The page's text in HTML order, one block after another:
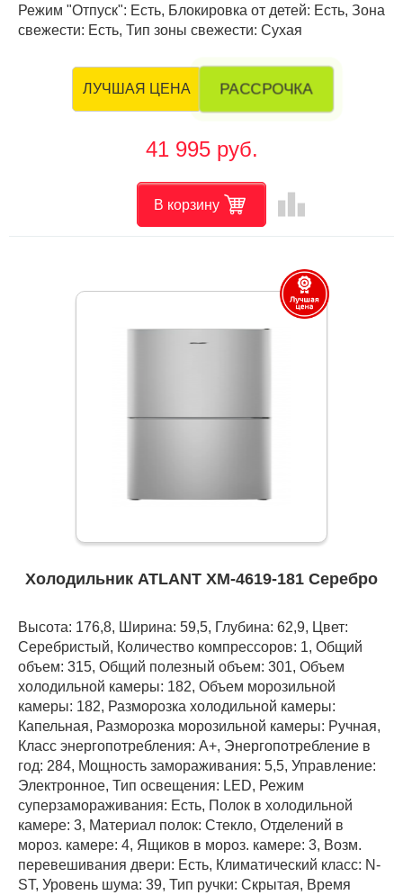
Режим "Отпуск": Есть, Блокировка от детей: Есть, Зона
свежести: Есть, Тип зоны свежести: Сухая
ЛУЧШАЯ ЦЕНА РАССРОЧКА
41 995 руб.
В корзину leaderboard
Холодильник ATLANT ХМ-4619-181 Серебро
Высота: 176,8, Ширина: 59,5, Глубина: 62,9, Цвет:
Серебристый, Количество компрессоров: 1, Общий
объем: 315, Общий полезный объем: 301, Объем
холодильной камеры: 182, Объем морозильной
камеры: 182, Разморозка холодильной камеры:
Капельная, Разморозка морозильной камеры: Ручная,
Класс энергопотребления: А+, Энергопотребление в
год: 284, Мощность замораживания: 5,5, Управление:
Электронное, Тип освещения: LED, Режим
суперзамораживания: Есть, Полок в холодильной
камере: 3, Материал полок: Стекло, Отделений в
мороз. камере: 4, Ящиков в мороз. камере: 3, Возм.
перевешивания двери: Есть, Климатический класс: N-
ST, Уровень шума: 39, Тип ручки: Скрытая, Время